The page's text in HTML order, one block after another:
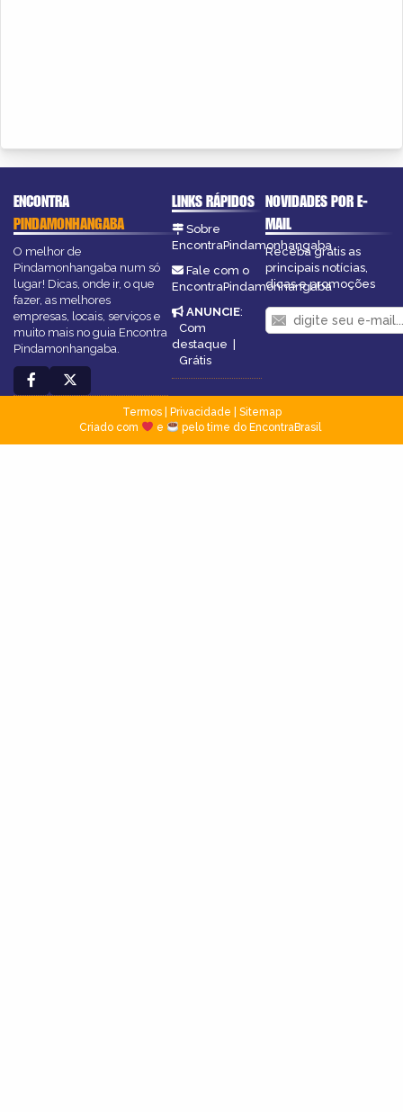
ENCONTRA
PINDAMONHANGABA
O melhor de
Pindamonhangaba num só
lugar! Dicas, onde ir, o que
fazer, as melhores
empresas, locais, serviços e
muito mais no guia Encontra
Pindamonhangaba.
LINKS RÁPIDOS
Sobre
EncontraPindamonhangaba
Fale com o
EncontraPindamonhangaba
ANUNCIE:
Com
destaque |
Grátis
NOVIDADES POR E-
MAIL
Receba grátis as
principais notícias,
dicas e promoções
Termos| Privacidade
Sitemap
Criado com
e pelo time do EncontraBrasil